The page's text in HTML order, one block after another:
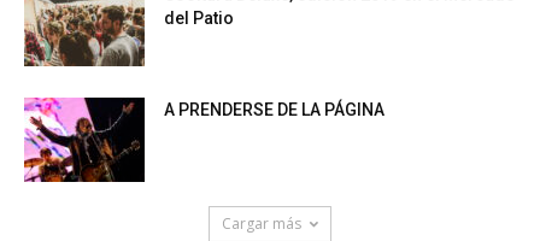
del Patio
A PRENDERSE DE LA PÁGINA
Cargar más